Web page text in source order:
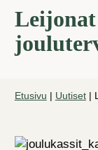
Etusivu | Uutiset|